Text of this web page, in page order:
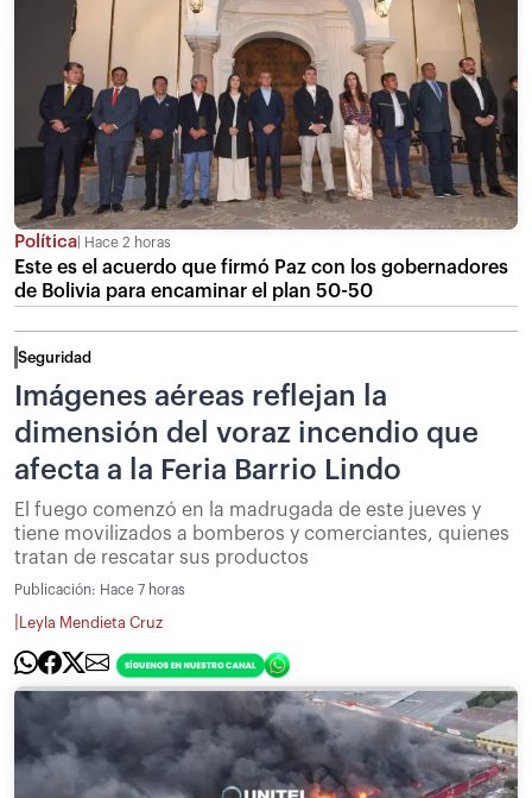
Política Hace 2 horas
Este es el acuerdo que firmó Paz con los gobernadores
de Bolivia para encaminar el plan 50-50
Seguridad
Imágenes aéreas reflejan la
dimensión del voraz incendio que
afecta a la Feria Barrio Lindo
El fuego comenzó en la madrugada de este jueves y
tiene movilizados a bomberos y comerciantes, quienes
tratan de rescatar sus productos
Publicación: Hace 7 horas
Leyla Mendieta Cruz